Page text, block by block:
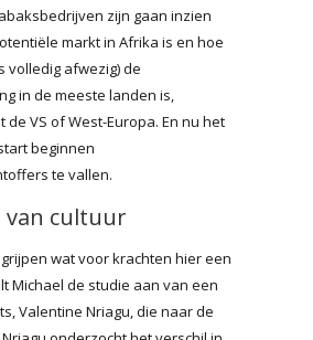
zijn gaan inzien
markt in Afrika is en hoe
volledig afwezig) de
in de meeste landen is,
de VS of West-Europa. En nu het
beginnen
te vallen.
van cultuur
wat voor krachten hier een
Michael de studie aan van een
Valentine Nriagu, die naar de